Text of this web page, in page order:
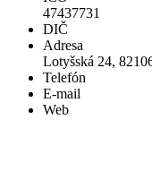
47437731
DIČ
Adresa
Lotyšská 24,
Telefón
E-mail
Web